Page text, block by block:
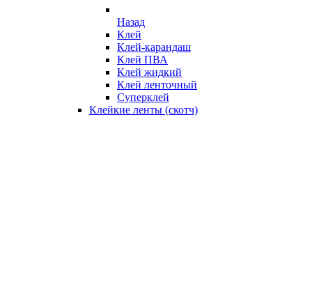
Назад
Клей
Клей-карандаш
Клей ПВА
Клей жидкий
Клей ленточный
Суперклей
Клейкие ленты (скотч)